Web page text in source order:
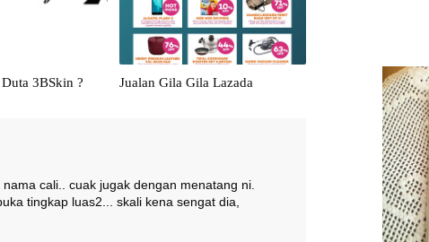
3BSkin ? Jualan Gila Gila Lazada
cali.. cuak jugak dengan menatang ni.
tingkap luas2... skali kena sengat dia,